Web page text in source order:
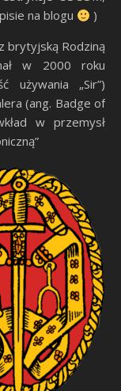
na blogu
)
brytyjską Rodziną
w 2000 roku
używania „Sir”)
(ang. Badge of
w przemysł